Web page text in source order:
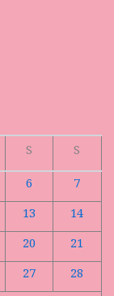
S
S
6
7
13
14
20
21
27
28